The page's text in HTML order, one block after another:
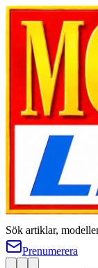
Sök artiklar,
Prenumerera